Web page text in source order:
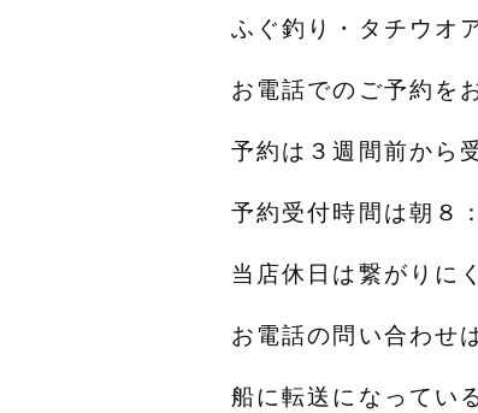
ふぐ釣り・タチウオ
お電話でのご予約を
予約は３週間前から
予約受付時間は朝８
当店休日は繋がりに
お電話の問い合わせ
船に転送になってい